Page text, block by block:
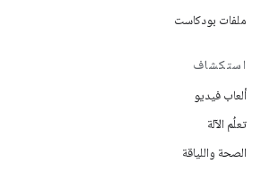
ملفات بودكاست
استكشاف
ألعاب فيديو
تعلُم الآلة
الصحة واللياقة